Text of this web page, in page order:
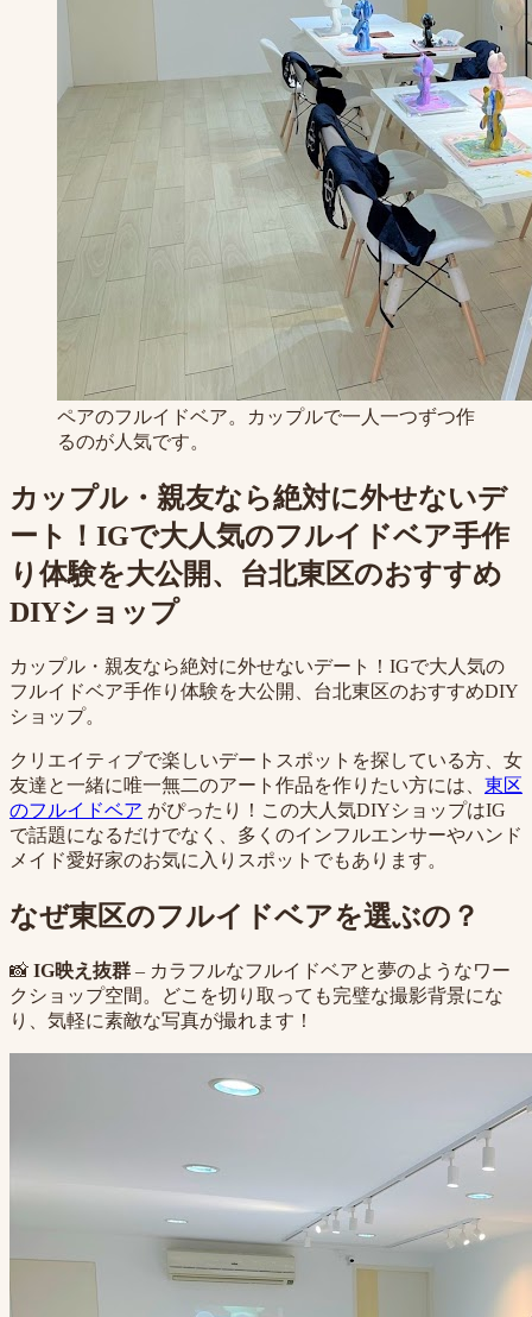
ペアのフルイドベア。カップルで一人一つずつ作
るのが人気です。
カップル・親友なら絶対に外せないデ
ート！IGで大人気のフルイドベア手作
り体験を大公開、台北東区のおすすめ
DIYショップ
カップル・親友なら絶対に外せないデート！IGで大人気の
フルイドベア手作り体験を大公開、台北東区のおすすめDIY
ショップ。
クリエイティブで楽しいデートスポットを探している方、女
友達と一緒に唯一無二のアート作品を作りたい方には、 東区
のフルイドベア がぴったり！この大人気DIYショップはIG
で話題になるだけでなく、多くのインフルエンサーやハンド
メイド愛好家のお気に入りスポットでもあります。
なぜ東区のフルイドベアを選ぶの？
📸 IG映え抜群 – カラフルなフルイドベアと夢のようなワー
クショップ空間。どこを切り取っても完璧な撮影背景にな
り、気軽に素敵な写真が撮れます！